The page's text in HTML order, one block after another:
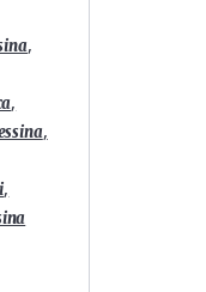
,
,
,
,